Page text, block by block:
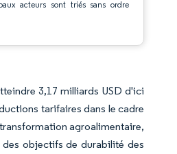
acteurs sont triés sans ordre
3,17 milliards USD d'ici
tarifaires dans le cadre
agroalimentaire,
objectifs de durabilité des